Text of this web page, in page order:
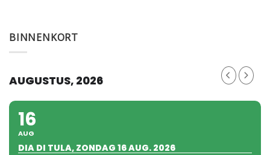
BINNENKORT
AUGUSTUS, 2026
16
AUG
DIA DI TULA, ZONDAG 16 AUG. 2026